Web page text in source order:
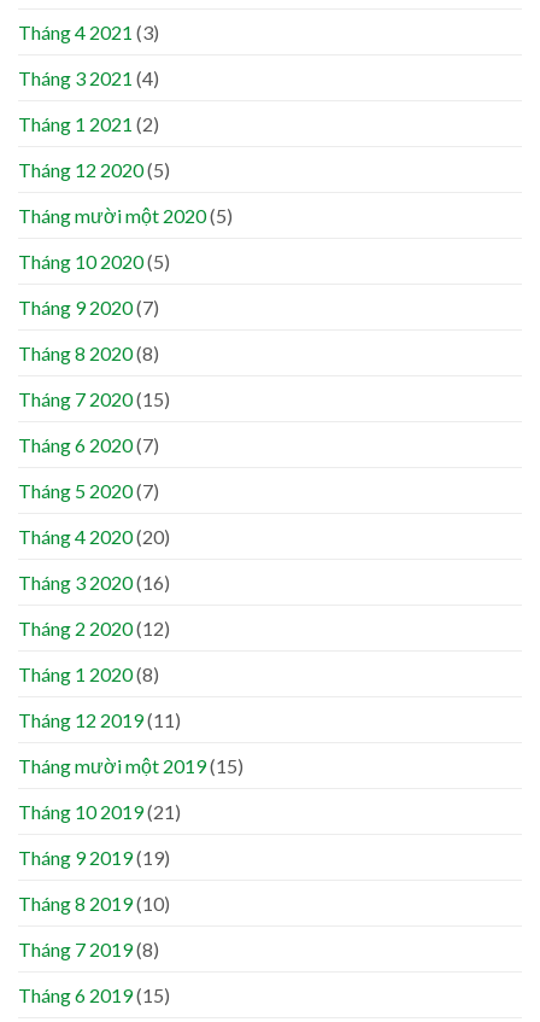
Tháng 4 2021 (3)
Tháng 3 2021 (4)
Tháng 1 2021 (2)
Tháng 12 2020(5)
Tháng mười một 2020(5)
Tháng 10 2020(5)
Tháng 9 2020(7)
Tháng 8 2020(8)
Tháng 7 2020(15)
Tháng 6 2020(7)
Tháng 5 2020(7)
Tháng 4 2020(20)
Tháng 3 2020(16)
Tháng 2 2020(12)
Tháng 1 2020(8)
Tháng 12 2019(11)
Tháng mười một 2019(15)
Tháng 10 2019(21)
Tháng 9 2019(19)
Tháng 8 2019(10)
Tháng 7 2019(8)
Tháng 6 2019(15)